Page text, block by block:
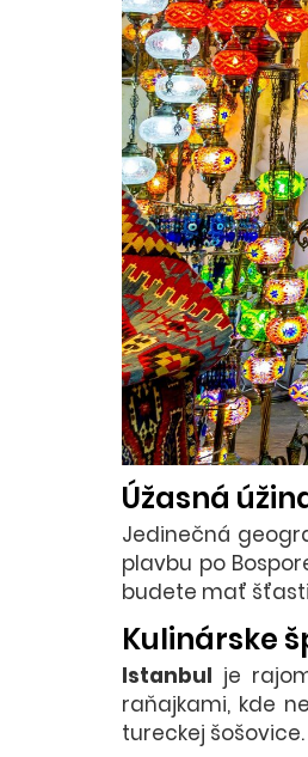
Úžasná
Jedinečná
plavbu po
budete mať
Kulinárske
Istanbul je
raňajkami, kde
tureckej šošovice.